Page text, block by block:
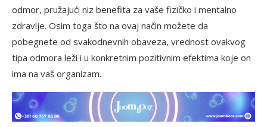
odmor, pružajući niz benefita za vaše fizičko i mentalno
zdravlje. Osim toga što na ovaj način možete da
pobegnete od svakodnevnih obaveza, vrednost ovakvog
tipa odmora leži i u konkretnim pozitivnim efektima koje on
ima na vaš organizam.